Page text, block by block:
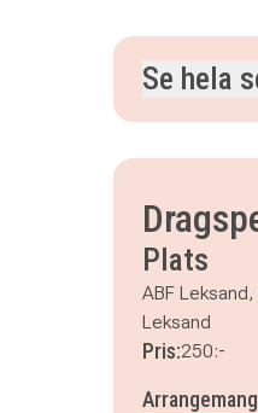
Se hela
Plats
ABF
Leksand
Pris:250:-